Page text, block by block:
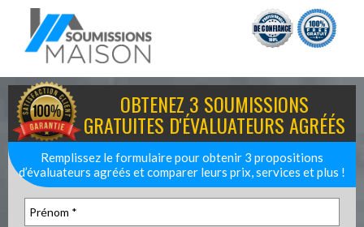
OBTENEZ 3 SOUMISSIONS
GRATUITES D'ÉVALUATEURS AGRÉÉS
Remplissez le formulaire pour obtenir 3 propositions
d’évaluateurs agréés et comparer leurs prix, services et plus !